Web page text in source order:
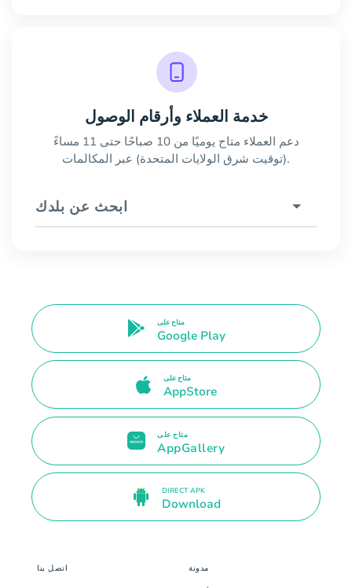
خدمة العملاء وأرقام الوصول
دعم العملاء متاح يوميًا من 10 صباحًا حتى 11 مساءً
(توقيت شرق الولايات المتحدة) عبر المكالمات.
ابحث عن بلدك
متاح على
Google Play
متاح على
AppStore
متاح على
AppGallery
DIRECT APK
Download
اتصل بنا مدونة